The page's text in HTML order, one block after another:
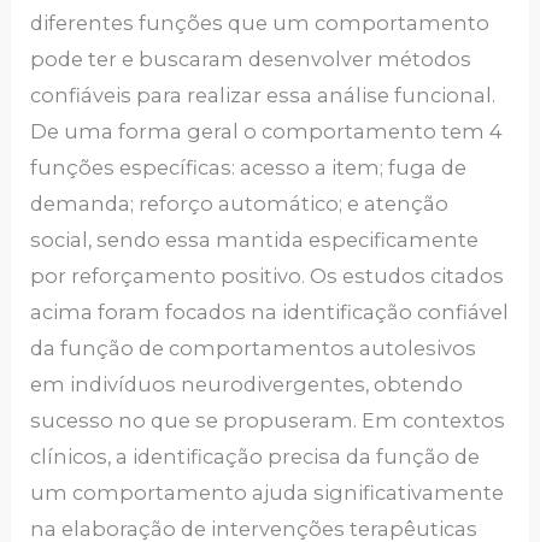
diferentes funções que um comportamento
pode ter e buscaram desenvolver métodos
confiáveis para realizar essa análise funcional.
De uma forma geral o comportamento tem 4
funções específicas: acesso a item; fuga de
demanda; reforço automático; e atenção
social, sendo essa mantida especificamente
por reforçamento positivo. Os estudos citados
acima foram focados na identificação confiável
da função de comportamentos autolesivos
em indivíduos neurodivergentes, obtendo
sucesso no que se propuseram. Em contextos
clínicos, a identificação precisa da função de
um comportamento ajuda significativamente
na elaboração de intervenções terapêuticas